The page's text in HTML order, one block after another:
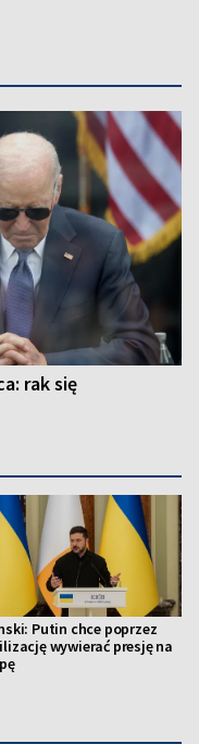
rak się
Putin chce poprzez
wywierać presję na